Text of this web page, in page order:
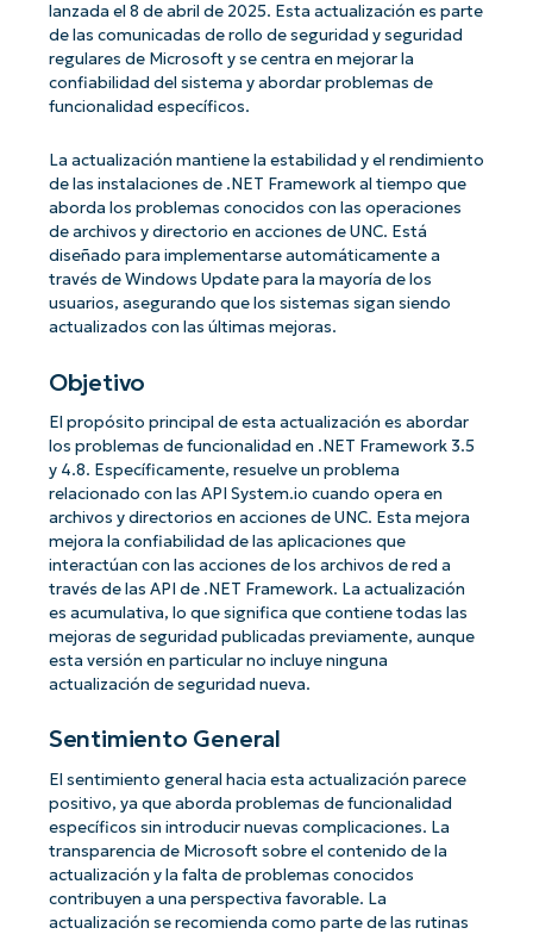
lanzada el 8 de abril de 2025. Esta actualización es parte
de las comunicadas de rollo de seguridad y seguridad
regulares de Microsoft y se centra en mejorar la
confiabilidad del sistema y abordar problemas de
funcionalidad específicos.
La actualización mantiene la estabilidad y el rendimiento
de las instalaciones de .NET Framework al tiempo que
aborda los problemas conocidos con las operaciones
de archivos y directorio en acciones de UNC. Está
diseñado para implementarse automáticamente a
través de Windows Update para la mayoría de los
usuarios, asegurando que los sistemas sigan siendo
actualizados con las últimas mejoras.
Objetivo
El propósito principal de esta actualización es abordar
los problemas de funcionalidad en .NET Framework 3.5
y 4.8. Específicamente, resuelve un problema
relacionado con las API System.io cuando opera en
archivos y directorios en acciones de UNC. Esta mejora
mejora la confiabilidad de las aplicaciones que
interactúan con las acciones de los archivos de red a
través de las API de .NET Framework. La actualización
es acumulativa, lo que significa que contiene todas las
mejoras de seguridad publicadas previamente, aunque
esta versión en particular no incluye ninguna
actualización de seguridad nueva.
Sentimiento General
El sentimiento general hacia esta actualización parece
positivo, ya que aborda problemas de funcionalidad
específicos sin introducir nuevas complicaciones. La
transparencia de Microsoft sobre el contenido de la
actualización y la falta de problemas conocidos
contribuyen a una perspectiva favorable. La
actualización se recomienda como parte de las rutinas